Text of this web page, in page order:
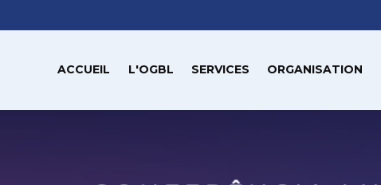
ACCUEIL L'OGBL SERVICES ORGANISATION